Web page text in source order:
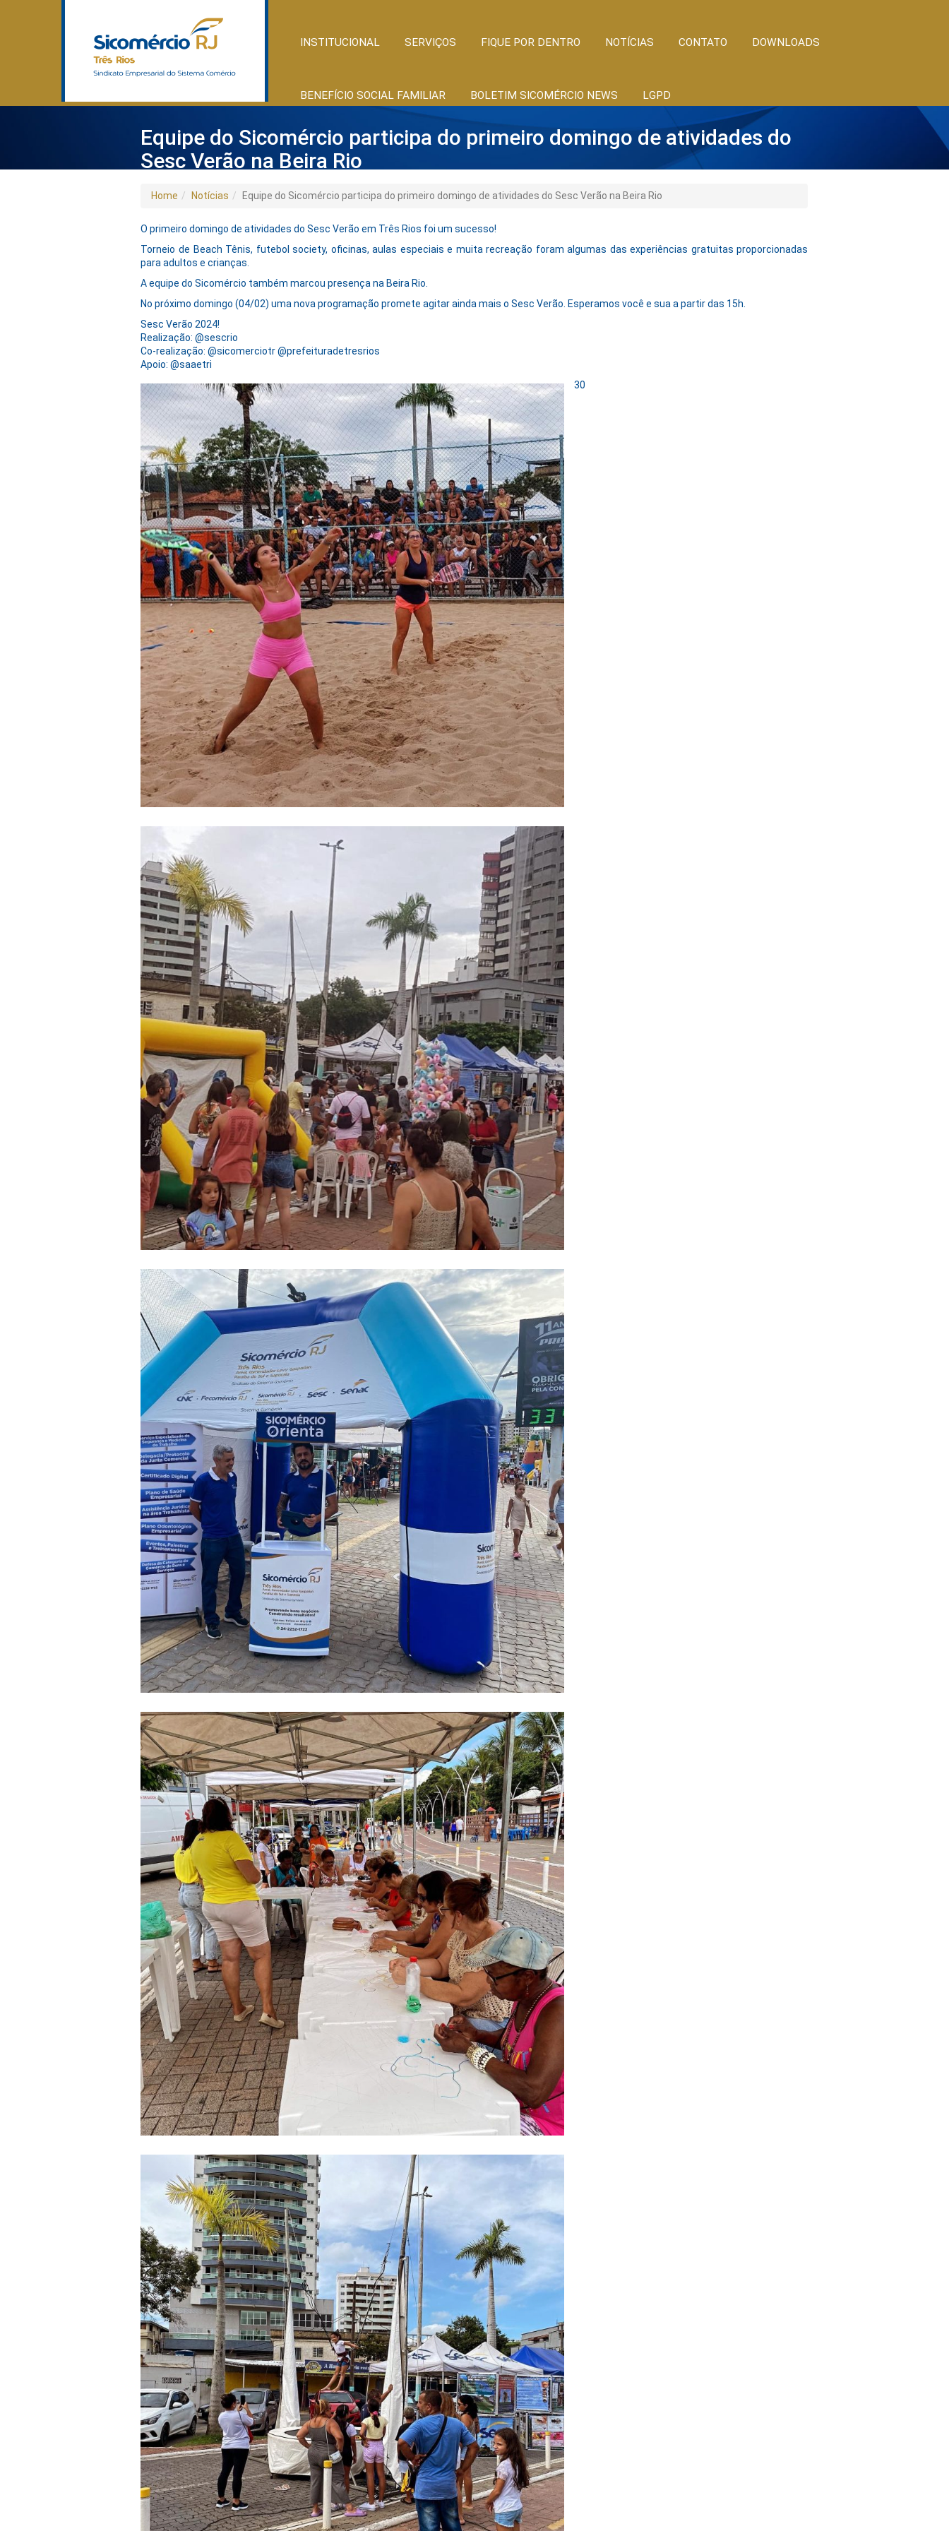
INSTITUCIONAL SERVIÇOS FIQUE POR DENTRO NOTÍCIAS CONTATO DOWNLOADS
BENEFÍCIO SOCIAL FAMILIAR BOLETIM SICOMÉRCIO NEWS LGPD
Equipe do Sicomércio participa do primeiro domingo de atividades do
Sesc Verão na Beira Rio
Home Notícias Equipe do Sicomércio participa do primeiro domingo de atividades do Sesc Verão na Beira Rio
O primeiro domingo de atividades do Sesc Verão em Três Rios foi um sucesso!
Torneio de Beach Tênis, futebol society, oficinas, aulas especiais e muita recreação foram algumas das experiências gratuitas proporcionadas
para adultos e crianças.
A equipe do Sicomércio também marcou presença na Beira Rio.
No próximo domingo (04/02) uma nova programação promete agitar ainda mais o Sesc Verão. Esperamos você e sua a partir das 15h.
Sesc Verão 2024!
Realização: @sescrio
Co-realização: @sicomerciotr @prefeituradetresrios
Apoio: @saaetri
30